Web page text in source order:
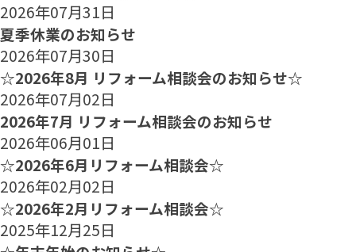
2026年07月31日
夏季休業のお知らせ
2026年07月30日
☆2026年8月 リフォーム相談会のお知らせ☆
2026年07月02日
2026年7月 リフォーム相談会のお知らせ
2026年06月01日
☆2026年6月リフォーム相談会☆
2026年02月02日
☆2026年2月リフォーム相談会☆
2025年12月25日